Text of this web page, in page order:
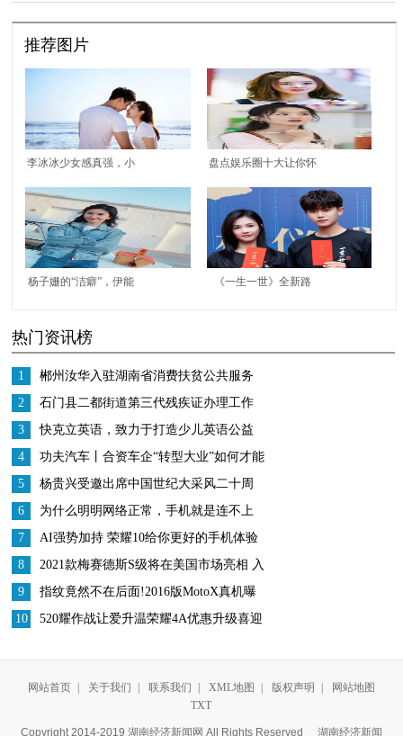
推荐图片
李冰冰少女感真强，小
辫子演绎出甜美清新范
儿，70后美成90后
盘点娱乐圈十大让你怀
疑年龄的女艺人，和你
猜测是否一致？
杨子姗的“洁癖”，伊能
这才是婚姻
《一生一世》全新路
热门资讯榜
1
郴州汝华入驻湖南省消费扶贫公共服务
平台
2
石门县二都街道第三代残疾证办理工作
稳步推进
3
快克立英语，致力于打造少儿英语公益
夏令营标杆
4
功夫汽车丨合资车企“转型大业”如何才能
更高效务实？这家车企做了一次有益尝
试！
5
杨贵兴受邀出席中国世纪大采风二十周
年庆典
6
为什么明明网络正常，手机就是连不上
WiFi？
7
AI强势加持 荣耀10给你更好的手机体验
8
2021款梅赛德斯S级将在美国市场亮相 入
门级提供429马力
9
指纹竟然不在后面!2016版MotoX真机曝
10
520耀作战让爱升温荣耀4A优惠升级喜迎
网站首页 关于我们 联系我们 XML地图 版权声明
网站地图
TXT
Copyright 2014-2019 湖南经济新闻网 All Rights Reserved 湖南经济新闻